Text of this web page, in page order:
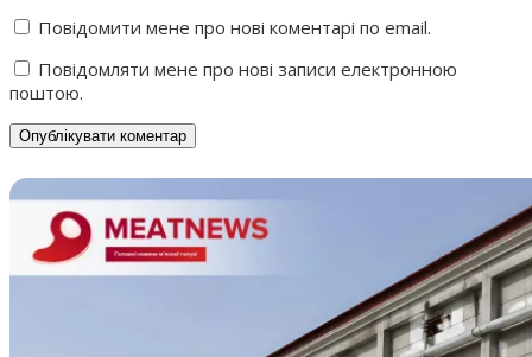
Повідомити мене про нові коментарі по email.
Повідомляти мене про нові записи електронною
поштою.